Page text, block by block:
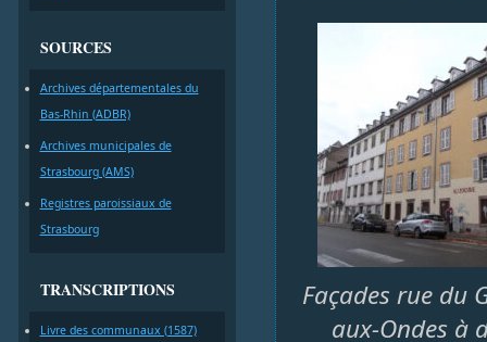
SOURCES
Archives départementales du
Bas-Rhin (ADBR)
Archives municipales de
Strasbourg (AMS)
Registres paroissiaux de
Strasbourg
TRANSCRIPTIONS
Livre des communaux (1587)
Façades rue du
aux-Ondes à